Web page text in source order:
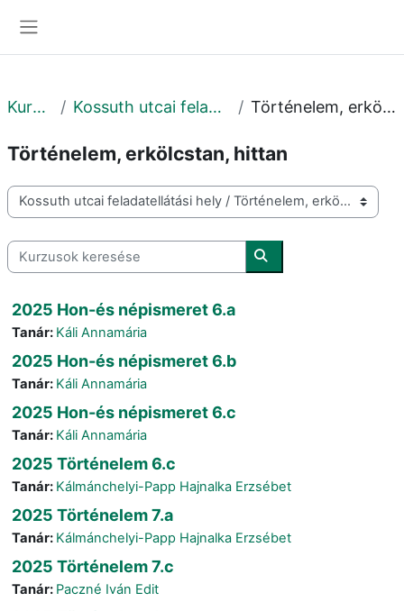
Kurzusok Kossuth utcai feladatellátási hely Történelem, erkölcstan, hittan
Történelem, erkölcstan, hittan
Kurzuskategóriák
Kurzusok keresése
Kurzusok keresése
2025 Hon-és népismeret 6.a
Tanár: Káli Annamária
2025 Hon-és népismeret 6.b
Tanár: Káli Annamária
2025 Hon-és népismeret 6.c
Tanár: Káli Annamária
2025 Történelem 6.c
Tanár: Kálmánchelyi-Papp Hajnalka Erzsébet
2025 Történelem 7.a
Tanár: Kálmánchelyi-Papp Hajnalka Erzsébet
2025 Történelem 7.c
Tanár: Paczné Iván Edit